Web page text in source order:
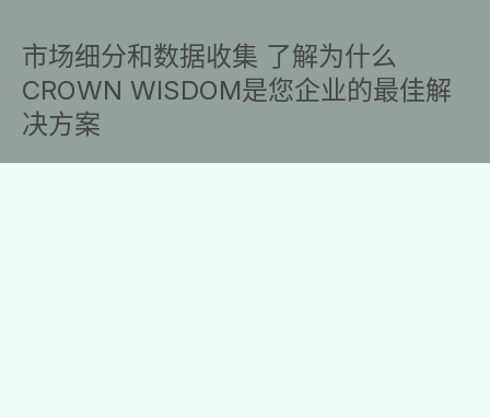
市场细分和数据收集 了解为什么
CROWN WISDOM是您企业的最佳解
决方案